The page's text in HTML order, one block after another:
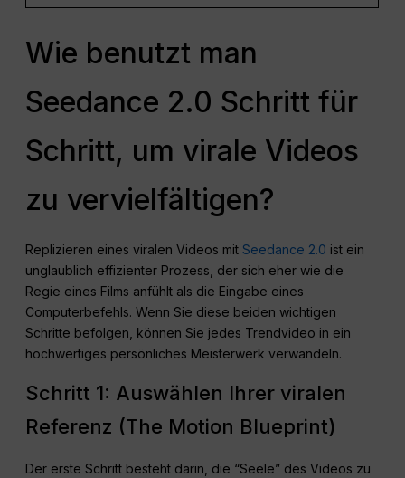
Wie benutzt man
Seedance 2.0 Schritt für
Schritt, um virale Videos
zu vervielfältigen?
Replizieren eines viralen Videos mitSeedance 2.0 ist ein
unglaublich effizienter Prozess, der sich eher wie die
Regie eines Films anfühlt als die Eingabe eines
Computerbefehls. Wenn Sie diese beiden wichtigen
Schritte befolgen, können Sie jedes Trendvideo in ein
hochwertiges persönliches Meisterwerk verwandeln.
Schritt 1: Auswählen Ihrer viralen
Referenz (The Motion Blueprint)
Der erste Schritt besteht darin, die “Seele” des Videos zu